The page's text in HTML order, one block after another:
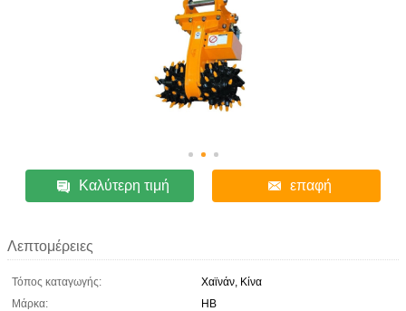
Καλύτερη τιμή επαφή
Λεπτομέρειες
Τόπος καταγωγής:
Χαϊνάν, Κίνα
Μάρκα:
HB